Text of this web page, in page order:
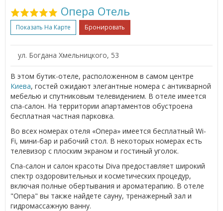
Опера Отель
Показать На Карте Бронировать
ул. Богдана Хмельницкого, 53
В этом бутик-отеле, расположенном в самом центре
Киева, гостей ожидают элегантные номера с антикварной
мебелью и спутниковым телевидением. В отеле имеется
спа-салон. На территории апартаментов обустроена
бесплатная частная парковка.
Во всех номерах отеля «Опера» имеется бесплатный Wi-
Fi, мини-бар и рабочий стол. В некоторых номерах есть
телевизор с плоским экраном и гостиный уголок.
Спа-салон и салон красоты Diva предоставляет широкий
спектр оздоровительных и косметических процедур,
включая полные обертывания и ароматерапию. В отеле
"Опера" вы также найдете сауну, тренажерный зал и
гидромассажную ванну.